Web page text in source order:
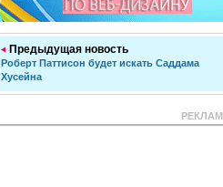
Предыдущая новость
Роберт Паттисон будет искать Саддама
Хусейна